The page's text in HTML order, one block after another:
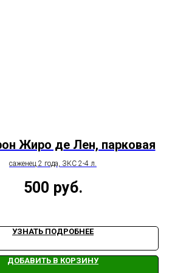
Жиро де Лен, парковая
саженец 2 года, ЗКС 2-4 л.
500 руб.
УЗНАТЬ ПОДРОБНЕЕ
ДОБАВИТЬ В КОРЗИНУ